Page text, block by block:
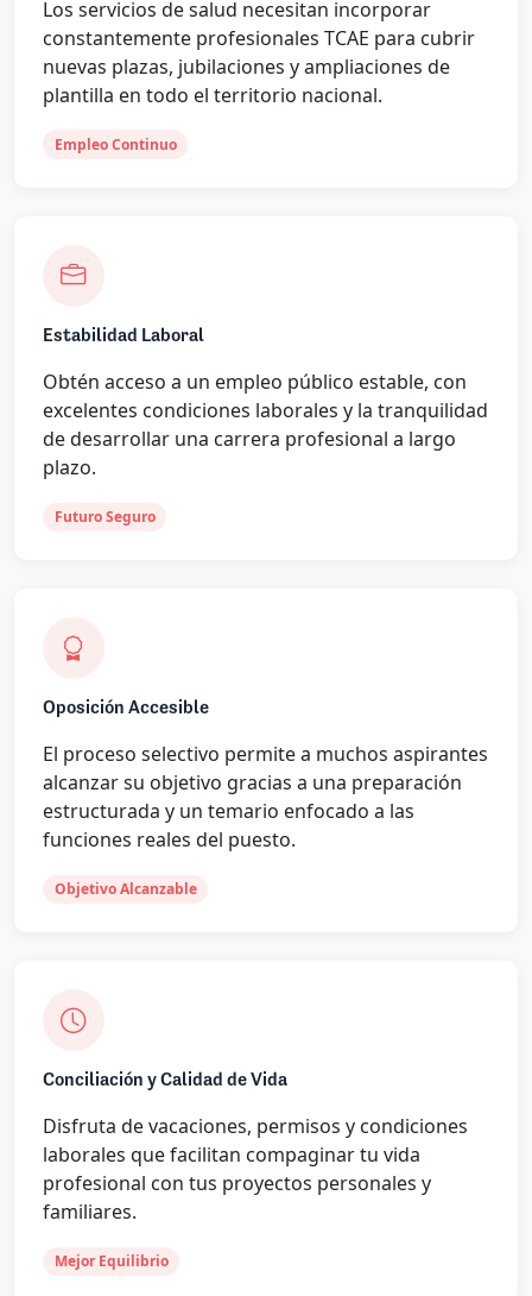
Los servicios de salud necesitan incorporar
constantemente profesionales TCAE para cubrir
nuevas plazas, jubilaciones y ampliaciones de
plantilla en todo el territorio nacional.
Empleo Continuo
Estabilidad Laboral
Obtén acceso a un empleo público estable, con
excelentes condiciones laborales y la tranquilidad
de desarrollar una carrera profesional a largo
plazo.
Futuro Seguro
Oposición Accesible
El proceso selectivo permite a muchos aspirantes
alcanzar su objetivo gracias a una preparación
estructurada y un temario enfocado a las
funciones reales del puesto.
Objetivo Alcanzable
Conciliación y Calidad de Vida
Disfruta de vacaciones, permisos y condiciones
laborales que facilitan compaginar tu vida
profesional con tus proyectos personales y
familiares.
Mejor Equilibrio